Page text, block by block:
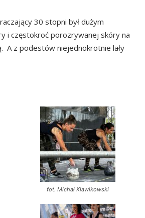
30 stopni był dużym
i częstokroć porozrywanej skóry na
A z podestów niejednokrotnie lały
fot. Michał Klawikowski